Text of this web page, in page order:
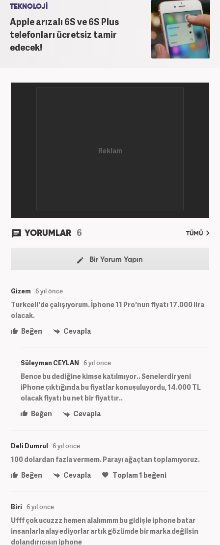
TEKNOLOJİ
Apple arızalı 6S ve 6S Plus
telefonları ücretsiz tamir
edecek!
YORUMLAR 6 TÜMÜ
Bir Yorum Yapın
Gizem 6 yıl önce
Turkcell'de çalışıyorum. İphone 11 Pro'nun fiyatı 17.000 lira
olacak.
Beğen
Cevapla
Süleyman CEYLAN 6 yıl önce
Bence bu dediğine kimse katılmıyor.. Senelerdir yeni
iPhone çıktığında bu fiyatlar konuşuluyordu, 14.000 TL
olacak fiyatı bu net bir fiyattır..
Beğen
Cevapla
Deli Dumrul 6 yıl önce
100 dolardan fazla vermem. Parayı ağaçtan toplamıyoruz.
Beğen
Cevapla Toplam1 beğeni
Biri 6 yıl önce
Ufff çok ucuzzz hemen alalımmm bu gidişle iphone batar
insanlarla alay ediyorlar artık gözümde bir marka değilsin
dolandırıcısın iphone